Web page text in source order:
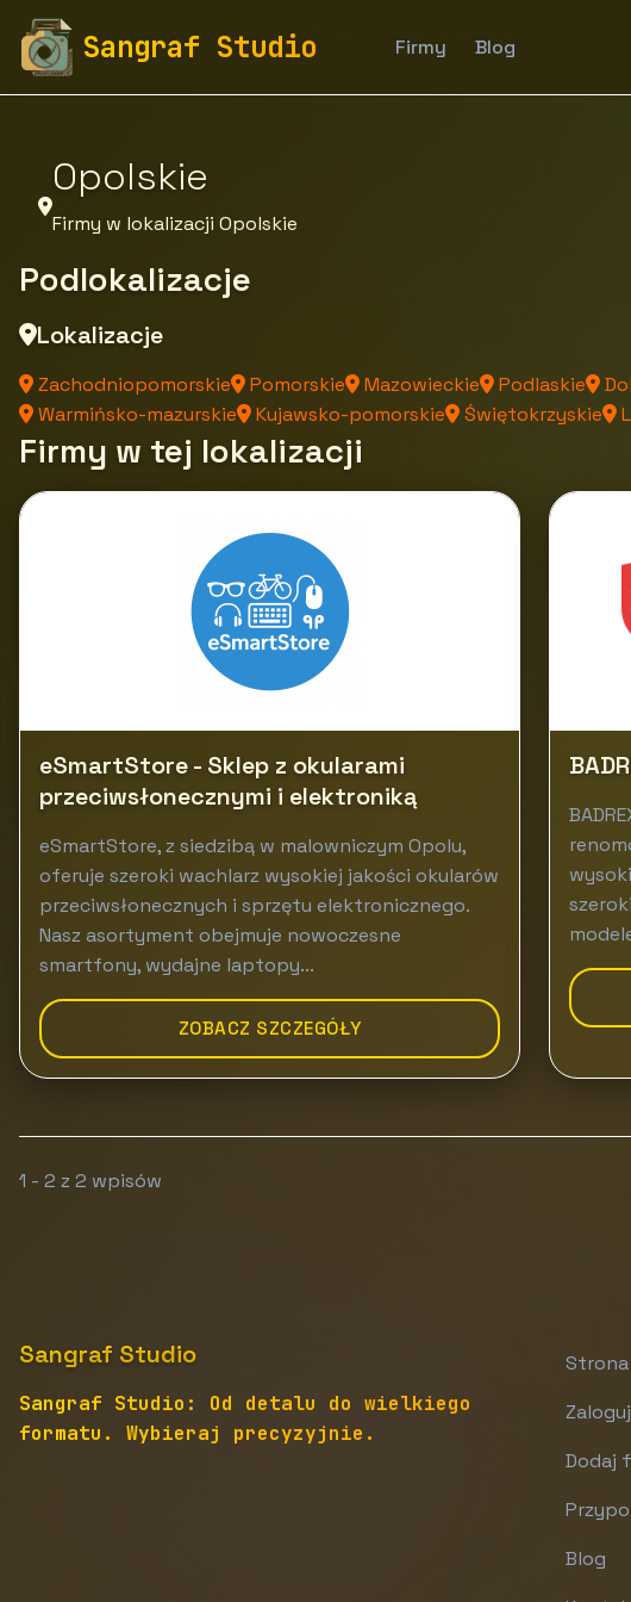
Sangraf Studio Firmy Blog
fototapety-sangraf.pl Firmy
Opolskie
Firmy w lokalizacji Opolskie
Podlokalizacje
Lokalizacje
Zachodniopomorskie Pomorskie Mazowieckie Podlaskie
Warmińsko-mazurskie
Kujawsko-pomorskie Świętokrzyskie
Firmy w tej lokalizacji
eSmartStore - Sklep z okularami
przeciwsłonecznymi i elektroniką
eSmartStore, z siedzibą w malowniczym Opolu,
oferuje szeroki wachlarz wysokiej jakości okularów
przeciwsłonecznych i sprzętu elektronicznego.
Nasz asortyment obejmuje nowoczesne
smartfony, wydajne laptopy...
ZOBACZ SZCZEGÓŁY
1 - 2 z 2 wpisów
Sangraf Studio
Sangraf Studio: Od detalu do wielkiego
formatu. Wybieraj precyzyjnie.
Dodaj
Blog